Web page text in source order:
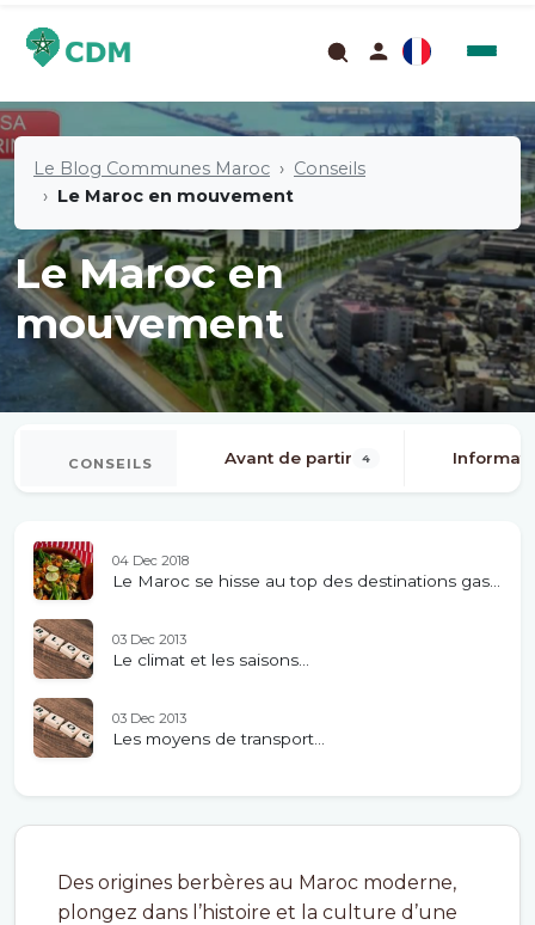
Le Blog Communes Maroc
Conseils
Le Maroc en mouvement
Le Maroc en
mouvement
Des origines berbères au Maroc moderne,
plongez dans l’histoire et la culture d’une
CONSEILS Avant de partir 4
04 Dec 2018
Le Maroc se hisse au top des destinations gas...
03 Dec 2013
Le climat et les saisons...
03 Dec 2013
Les moyens de transport...